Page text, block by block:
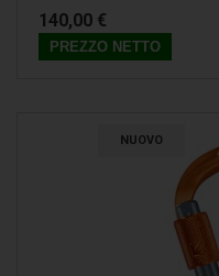
140,00 €
PREZZO NETTO
NUOVO